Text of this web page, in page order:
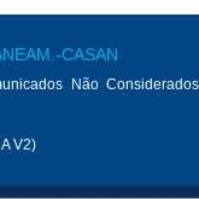
CASAN
Não
V2)